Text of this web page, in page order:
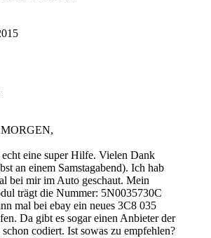
eine super Hilfe. Vielen Dank
an einem Samstagabend). Ich hab
bei mir im Auto geschaut. Mein
trägt die Nummer: 5N0035730C
mal bei ebay ein neues 3C8 035
Da gibt es sogar einen Anbieter der
codiert. Ist sowas zu empfehlen?